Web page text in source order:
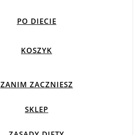
PO DIECIE
KOSZYK
ZANIM ZACZNIESZ
SKLEP